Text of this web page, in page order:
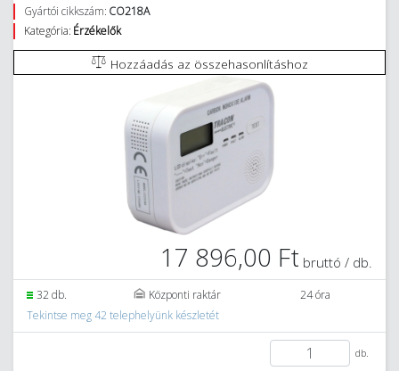
Gyártói cikkszám: CO218A
Kategória: Érzékelők
Hozzáadás az összehasonlításhoz
17 896,00 Ft bruttó / db.
32 db. Központi raktár
24 óra
Tekintse meg 42 telephelyünk készletét
db.